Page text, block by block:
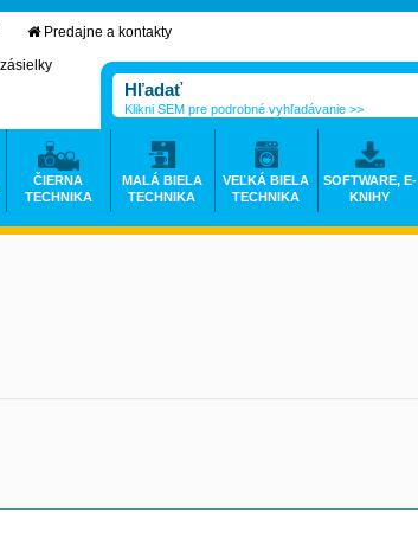
Predajne a kontakty
Klikni SEM pre podrobné vyhľadávanie >>
ČIERNA
TECHNIKA
MALÁ BIELA
TECHNIKA
VEĽKÁ BIELA
TECHNIKA
SOFTWARE, E-
KNIHY